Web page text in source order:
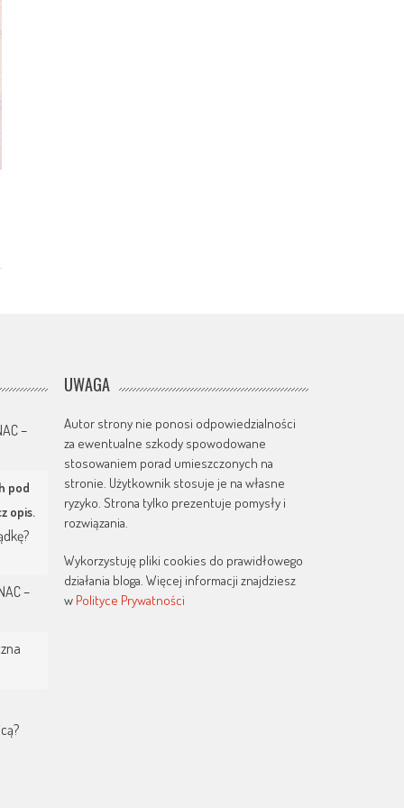
–
pod
opis.
–
UWAGA
Autor strony nie ponosi odpowiedzialności
za ewentualne szkody spowodowane
stosowaniem porad umieszczonych na
stronie. Użytkownik stosuje je na własne
ryzyko. Strona tylko prezentuje pomysły i
rozwiązania.
Wykorzystuję pliki cookies do prawidłowego
działania bloga. Więcej informacji znajdziesz
w Polityce Prywatności